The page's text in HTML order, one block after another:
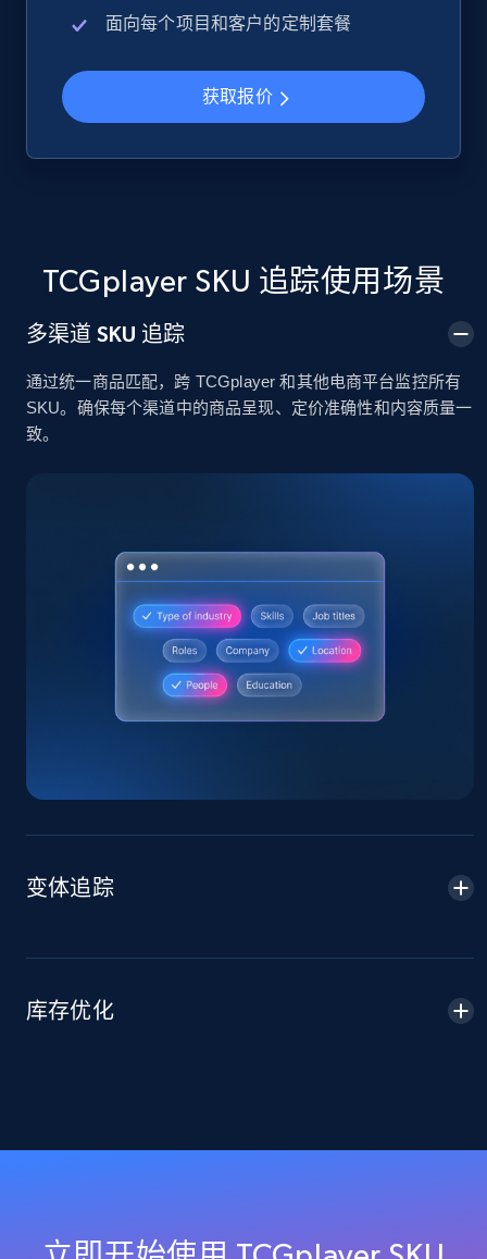
URL, Product id, Title, Product description,
Rating, Reviews count, Images, Variations, and
Google Shopping - collects products from
web using keywords
Rating, Reviews count, Images, Variations, and
more.
立即开始
Amazon products global dataset
Title, Seller name, Brand, Description, Initial
price, Currency, Availability, Reviews count, and
2.1K+ 375+ 立即开始
Title, Seller name, Brand, Description, Initial
面向每个项目和客户的定制套餐
获取报价
TCGplayer SKU 追踪使用场景
多渠道 SKU 追踪
通过统一商品匹配，跨 TCGplayer 和其他电商平台监控所有
SKU。确保每个渠道中的商品呈现、定价准确性和内容质量一
致。
变体追踪
库存优化